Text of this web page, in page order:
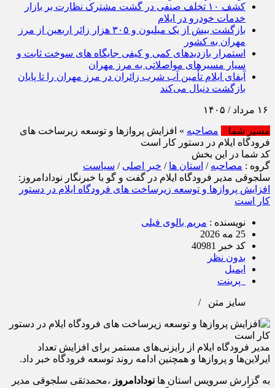
کشف ۱۰ تخلف صنفی در گشت مشترک نظارت بر بازار
خدمات خودرو در ایلام
بازگشت بیش از یک میلیون و ۳۰۵ هزار زائر اربعین از مرز
مهران به کشور
استمرار بازدیدهای کمی و کیفی جایگاه‌ های سوخت ثابت و
سیار مسیرهای مواصلاتی به مرز مهران
آبفای ایلام تأمین آب شرب زائران در مرز مهران را تا پایان
بازگشت دنبال می‌کند
مسیر شما مصاحبه » افزایش پروازها و توسعه زیرساخت‌ های
فرودگاه ایلام در دستور کار است
کد شما در این بخش
گروه : مصاحبه / استان ها / خبر اصلی / سیاست
سلجوقی مدیر فرودگاه ایلام در گفت و گو با خبرنگار نودادامروز:
افزایش پروازها و توسعه زیرساخت‌ های فرودگاه ایلام در دستور
کار است
نویسنده : مریم بالوی فیلی
25 مه 2026
کد خبر 40981
بدون نظر
ایمیل
پرینت
سایز متن /
مدیر فرودگاه ایلام از رایزنی‌های مستمر برای افزایش تعداد
ایرلاین‌ها و پروازها و همچنین ادامه روند توسعه فرودگاه خبر داد.
به گزارش سرویس استان ها نودادامروز ،محمدتقی سلجوقی مدیر